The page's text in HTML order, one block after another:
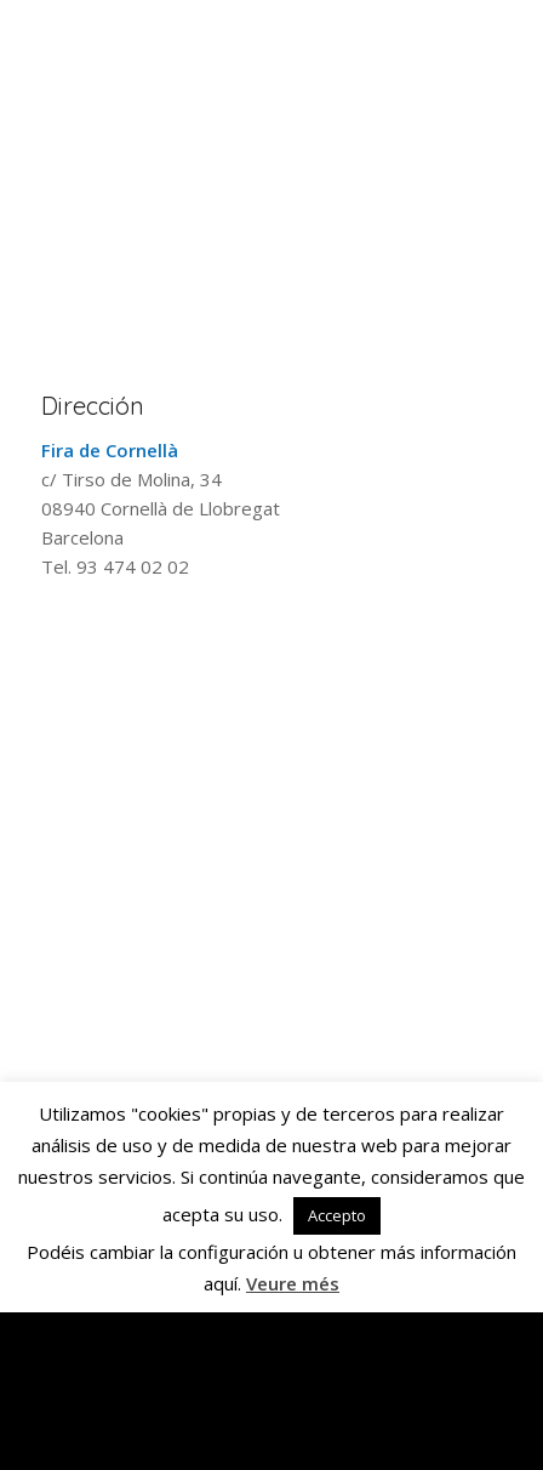
Dirección
Fira de Cornellà
c/ Tirso de Molina, 34
08940 Cornellà de Llobregat
Barcelona
Tel. 93 474 02 02
Utilizamos "cookies" propias y de terceros para realizar
análisis de uso y de medida de nuestra web para mejorar
nuestros servicios. Si continúa navegante, consideramos que
acepta su uso.
Accepto
Podéis cambiar la configuración u obtener más información
aquí. Veure més